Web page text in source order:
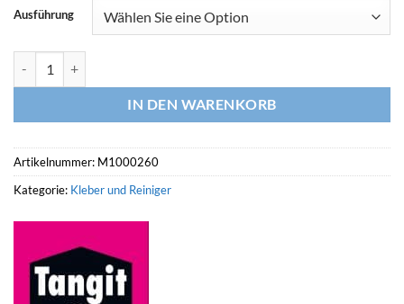
Ausführung
IN DEN WARENKORB
Artikelnummer: M1000260
Kategorie: Kleber und Reiniger